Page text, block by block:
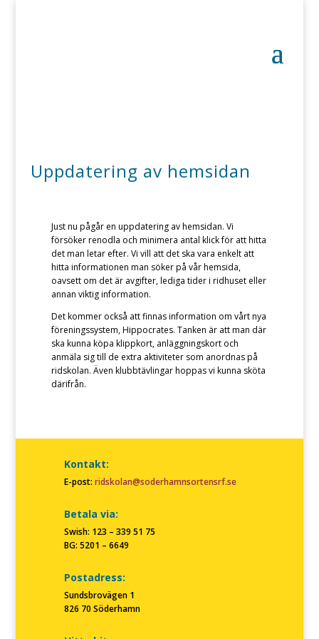
Uppdatering av hemsidan
Just nu pågår en uppdatering av hemsidan. Vi
försöker renodla och minimera antal klick för att hitta
det man letar efter. Vi vill att det ska vara enkelt att
hitta informationen man söker på vår hemsida,
oavsett om det är avgifter, lediga tider i ridhuset eller
annan viktig information.
Det kommer också att finnas information om vårt nya
föreningssystem, Hippocrates. Tanken är att man där
ska kunna köpa klippkort, anläggningskort och
anmäla sig till de extra aktiviteter som anordnas på
ridskolan. Även klubbtävlingar hoppas vi kunna sköta
därifrån.
Kontakt:
E-post: ridskolan@soderhamnsortensrf.se
Betala via:
Swish: 123 – 339 51 75
BG: 5201 – 6649
Postadress:
Sundsbrovägen 1
826 70 Söderhamn